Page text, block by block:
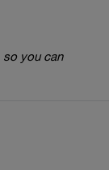
so you can